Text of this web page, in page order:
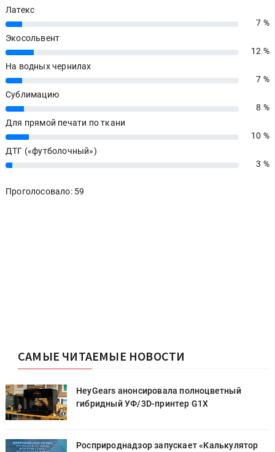
Латекс
7%
7 %
Экосольвент
12%
12 %
На водных чернилах
7%
7 %
Сублимацию
8%
8 %
Для прямой печати по ткани
10%
10 %
ДТГ («футболочный»)
3% 3 %
Проголосовало: 59
САМЫЕ ЧИТАЕМЫЕ НОВОСТИ
HeyGears анонсировала полноцветный
гибридный УФ/3D-принтер G1X
Росприроднадзор запускает «Калькулятор